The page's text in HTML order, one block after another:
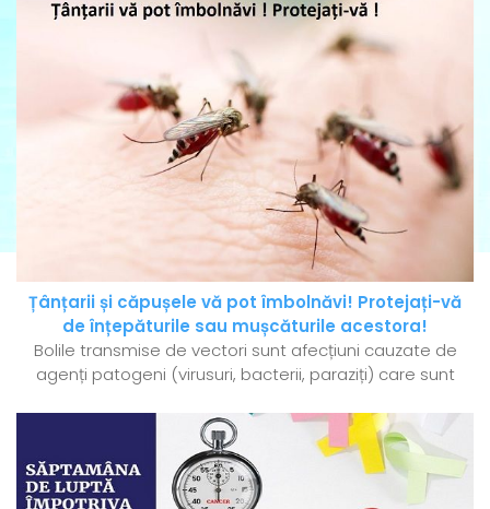
Țânțarii și căpușele vă pot îmbolnăvi! Protejați-vă
de înțepăturile sau mușcăturile acestora!
Bolile transmise de vectori sunt afecțiuni cauzate de
agenți patogeni (virusuri, bacterii, paraziți) care sunt